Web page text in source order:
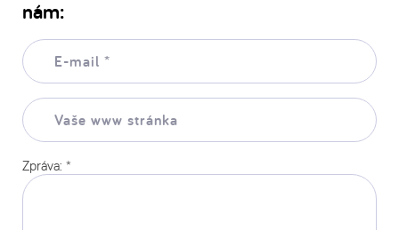
nám:
E-
mail:
Vaše
www
stránka:
Zpráva: *